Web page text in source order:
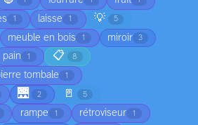
1 laisse 1 💡 5
meuble en bois 1 miroir 3
pain 1 📋 8
tombale 1
🌉 2 🚪 5
rampe 1 rétroviseur 1